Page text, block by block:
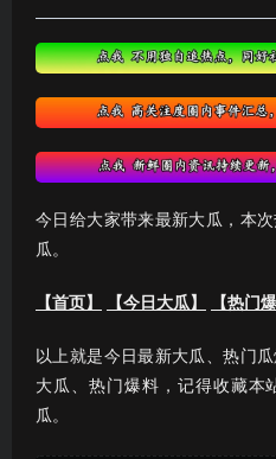
今日给大家带来最新大瓜，本
瓜。
【首页】 【今日大瓜】 【热门
以上就是今日最新大瓜、热门
大瓜、热门爆料，记得收藏本
瓜。